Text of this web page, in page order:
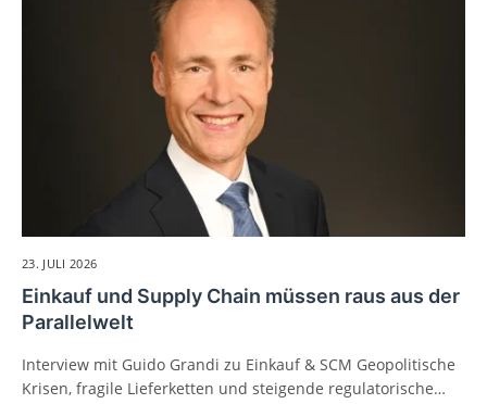
23. JULI 2026
Einkauf und Supply Chain müssen raus aus der
Parallelwelt
Interview mit Guido Grandi zu Einkauf & SCM Geopolitische
Krisen, fragile Lieferketten und steigende regulatorische…